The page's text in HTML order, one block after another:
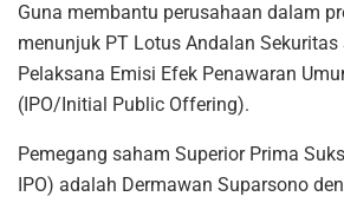
Guna membantu perusahaan dalam
menunjuk PT Lotus Andalan
Pelaksana Emisi Efek Penawaran
(IPO/Initial Public Offering).
Pemegang saham Superior Prima
IPO) adalah Dermawan Suparsono